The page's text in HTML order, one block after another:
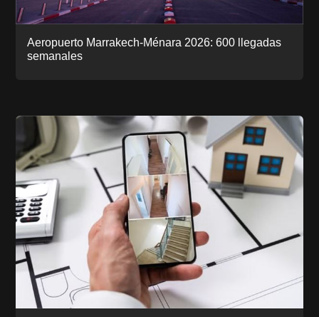
Aeropuerto Marrakech-Ménara 2026: 600 llegadas
semanales